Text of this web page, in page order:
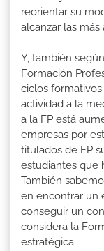
reorientar su
alcanzar las más
Y, también
Formación
ciclos
actividad a la
a la FP está
empresas por
titulados de FP
estudiantes que
También
en encontrar un
conseguir un
considera la
estratégica.